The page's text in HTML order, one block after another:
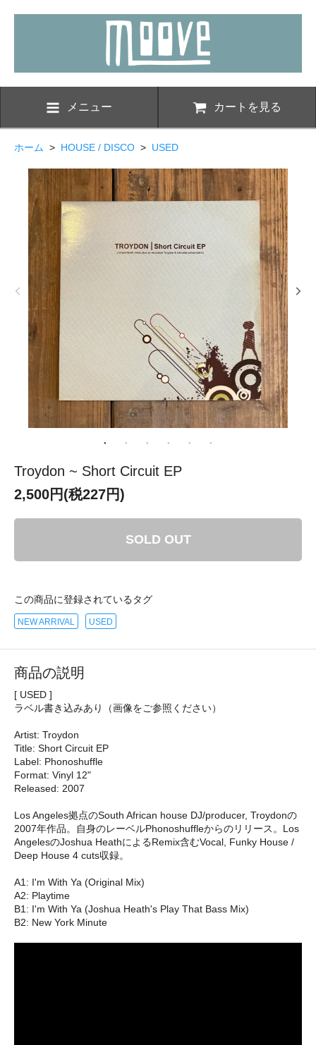
メニュー カートを見る
ホーム > HOUSE / DISCO > USED
Troydon ~ Short Circuit EP
2,500円(税227円)
SOLD OUT
この商品に登録されているタグ
NEW ARRIVAL USED
商品の説明
[ USED ]
ラベル書き込みあり（画像をご参照ください）
Artist: Troydon
Title: Short Circuit EP
Label: Phonoshuffle
Format: Vinyl 12"
Released: 2007
Los Angeles拠点のSouth African house DJ/producer, Troydonの
2007年作品。自身のレーベルPhonoshuffleからのリリース。Los
AngelesのJoshua HeathによるRemix含むVocal, Funky House /
Deep House 4 cuts収録。
A1: I'm With Ya (Original Mix)
A2: Playtime
B1: I'm With Ya (Joshua Heath's Play That Bass Mix)
B2: New York Minute